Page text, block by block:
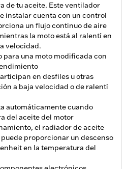
de tu aceite. Este ventilador
instalar cuenta con un control
un flujo continuo de aire
la moto está al ralentí en
velocidad.
una moto modificada con
en desfiles u otras
a baja velocidad o de ralentí
automáticamente cuando
del aceite del motor
el radiador de aceite
proporcionar un descenso
en la temperatura del